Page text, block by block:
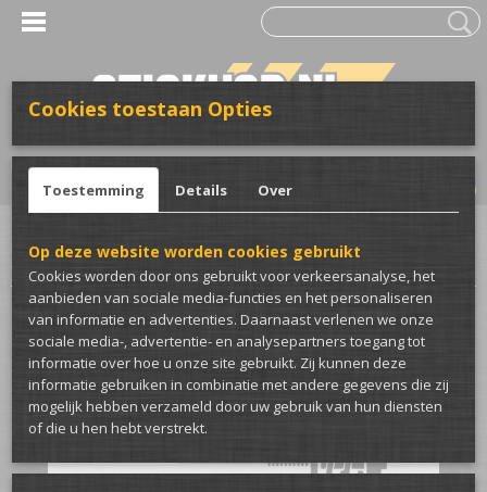
Inloggen Registreren
(0)
Home >Stickers>Voor de auto>Lowered Stickers>I have got that nasty
bounce sticker
Cookies toestaan Opties
Toestemming Details Over
Op deze website worden cookies gebruikt
Cookies worden door ons gebruikt voor verkeersanalyse, het
aanbieden van sociale media-functies en het personaliseren
van informatie en advertenties. Daarnaast verlenen we onze
sociale media-, advertentie- en analysepartners toegang tot
informatie over hoe u onze site gebruikt. Zij kunnen deze
informatie gebruiken in combinatie met andere gegevens die zij
mogelijk hebben verzameld door uw gebruik van hun diensten
of die u hen hebt verstrekt.